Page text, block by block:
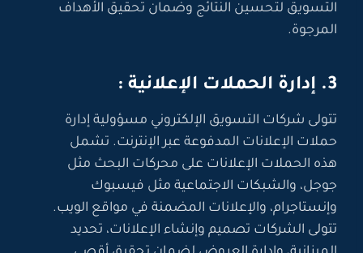
التسويق لتحسين النتائج وضمان تحقيق الأهداف
المرجوة.
3. إدارة الحملات الإعلانية :
تتولى شركات التسويق الإلكتروني مسؤولية إدارة
حملات الإعلانات المدفوعة عبر الإنترنت. تشمل
هذه الحملات الإعلانات على محركات البحث مثل
جوجل، والشبكات الاجتماعية مثل فيسبوك
وإنستاجرام، والإعلانات المضمنة في مواقع الويب.
تتولى الشركات تصميم وإنشاء الإعلانات، تحديد